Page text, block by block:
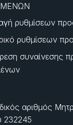
ρυθμίσεων
ρυθμίσεων
συναίνεσης
αριθμός
232245